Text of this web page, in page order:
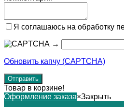
Я соглашаюсь на обработку
→
Обновить капчу (CAPTCHA)
Товар в корзине!
Оформление заказа×Закрыть